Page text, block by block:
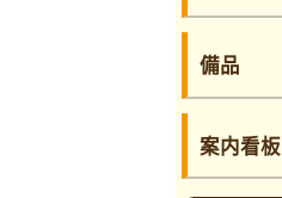
備品
案内看板